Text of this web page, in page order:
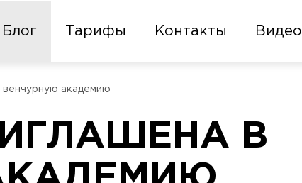
Блог Тарифы Контакты Видео
академию
В